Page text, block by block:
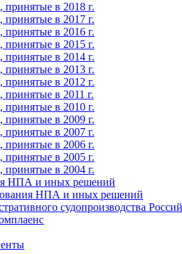
принятые в 2018 г.
принятые в 2017 г.
принятые в 2016 г.
принятые в 2015 г.
принятые в 2014 г.
принятые в 2013 г.
принятые в 2012 г.
принятые в 2011 г.
принятые в 2010 г.
принятые в 2009 г.
принятые в 2007 г.
принятые в 2006 г.
принятые в 2005 г.
принятые в 2004 г.
НПА и иных решений
НПА и иных решений
судопроизводства